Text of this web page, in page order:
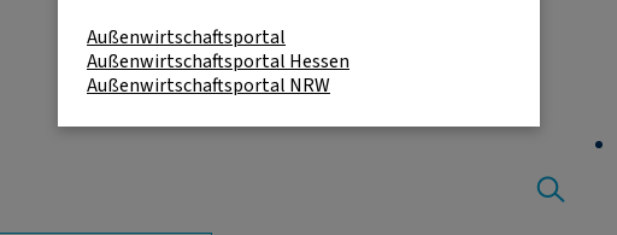
Außenwirtschaftsportal
Außenwirtschaftsportal Hessen
Außenwirtschaftsportal NRW